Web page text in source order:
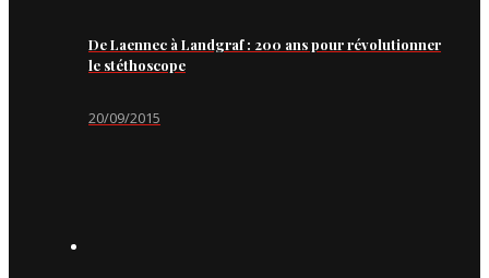
De Laennec à Landgraf : 200 ans pour révolutionner
le stéthoscope
20/09/2015